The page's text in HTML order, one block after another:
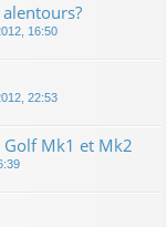
16:50
22:53
Mk1 et Mk2